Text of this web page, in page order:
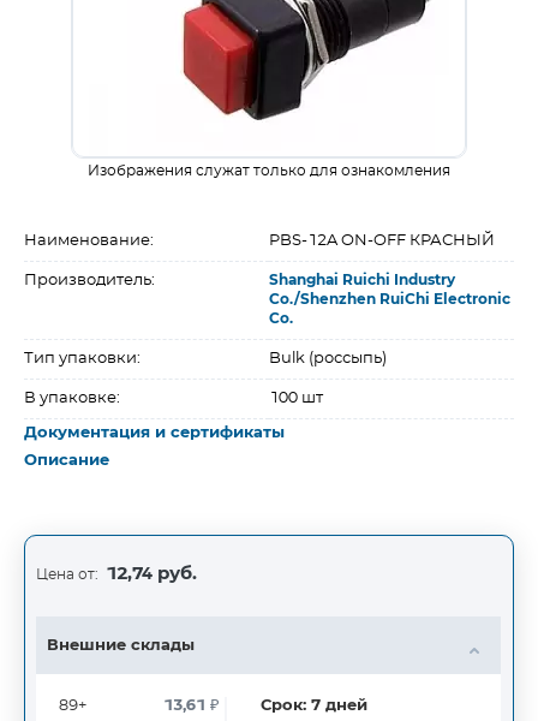
Изображения служат только для ознакомления
Наименование: PBS-12A ON-OFF КРАСНЫЙ
Производитель:
Shanghai Ruichi Industry
Co./Shenzhen RuiChi Electronic
Co.
Тип упаковки: Bulk (россыпь)
В упаковке: 100 шт
Документация и сертификаты
Описание
Цена от: 12,74 руб.
Внешние склады
89+
13,61₽
Срок:7дней